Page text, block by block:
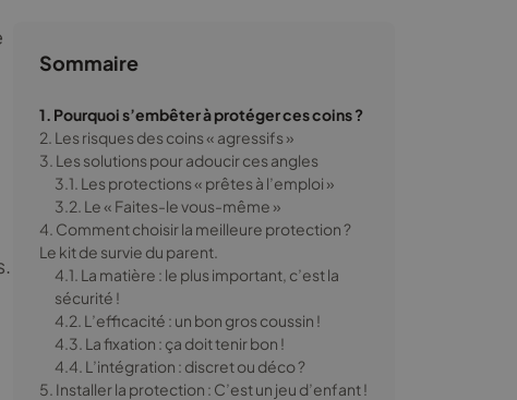
Sommaire
1. Pourquoi s’embêter à protéger ces coins ?
2. Les risques des coins « agressifs »
3. Les solutions pour adoucir ces angles
3.1. Les protections « prêtes à l’emploi »
3.2. Le « Faites-le vous-même »
4. Comment choisir la meilleure protection ?
Le kit de survie du parent.
4.1. La matière : le plus important, c’est la
sécurité !
4.2. L’efficacité : un bon gros coussin !
4.3. La fixation : ça doit tenir bon !
4.4. L’intégration : discret ou déco ?
5. Installer la protection : C’est un jeu d’enfant !